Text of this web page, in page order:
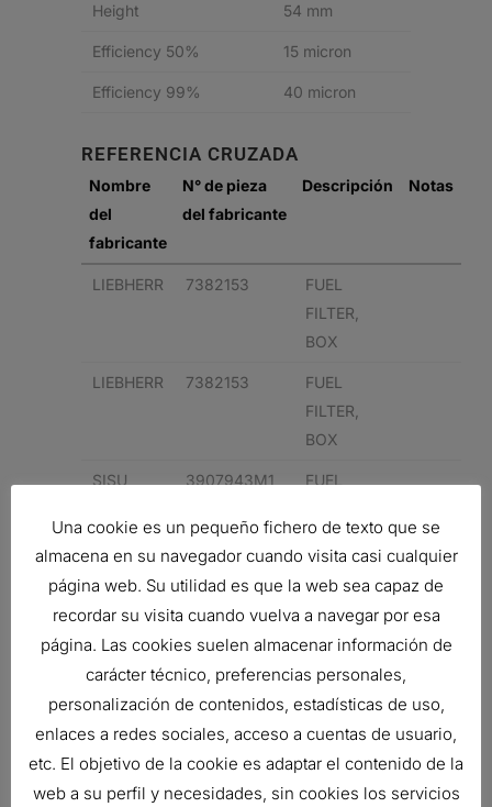
Height 54 mm
Efficiency 50% 15 micron
Efficiency 99% 40 micron
REFERENCIA CRUZADA
Nombre
del
fabricante
N° de pieza
del fabricante
Descripción Notas
LIEBHERR 7382153
FUEL
FILTER,
BOX
LIEBHERR 7382153
FUEL
FILTER,
BOX
SISU 3907943M1
FUEL
BOX
SISU 3907943M1
FUEL
336430A1
FUEL
FILTER,
BOX
336430A1
FUEL
FILTER,
Una cookie es un pequeño fichero de texto que se
almacena en su navegador cuando visita casi cualquier
página web. Su utilidad es que la web sea capaz de
recordar su visita cuando vuelva a navegar por esa
página. Las cookies suelen almacenar información de
carácter técnico, preferencias personales,
personalización de contenidos, estadísticas de uso,
enlaces a redes sociales, acceso a cuentas de usuario,
etc. El objetivo de la cookie es adaptar el contenido de la
web a su perfil y necesidades, sin cookies los servicios